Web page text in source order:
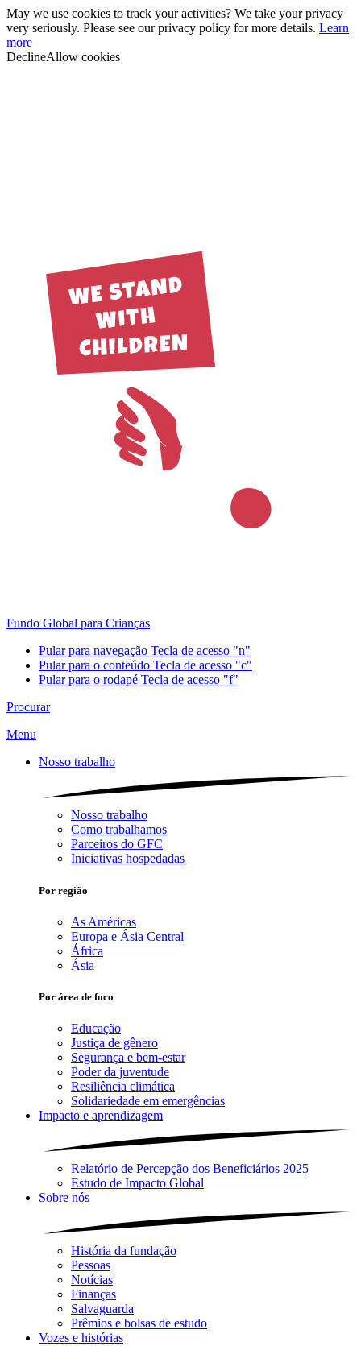
May we use cookies to track your activities? We take your privacy
very seriously. Please see our privacy policy for more details. Learn
more
DeclineAllow cookies
Fundo Global para Crianças
Pular para navegação Tecla de acesso "n"
Pular para o conteúdo Tecla de acesso "c"
Pular para o rodapé Tecla de acesso "f"
Procurar
Menu
Nosso trabalho
Nosso trabalho
Como trabalhamos
Parceiros do GFC
Iniciativas hospedadas
Por região
As Américas
Europa e Ásia Central
África
Ásia
Por área de foco
Educação
Justiça de gênero
Segurança e bem-estar
Poder da juventude
Resiliência climática
Solidariedade em emergências
Impacto e aprendizagem
Relatório de Percepção dos Beneficiários 2025
Estudo de Impacto Global
Sobre nós
História da fundação
Pessoas
Notícias
Finanças
Salvaguarda
Prêmios e bolsas de estudo
Vozes e histórias